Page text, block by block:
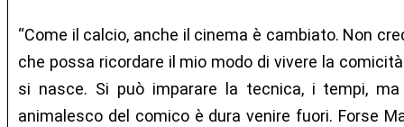
“Come il calcio, anche il cinema è cambiato. Non
che possa ricordare il mio modo di vivere la
si nasce. Si può imparare la tecnica, i tempi,
animalesco del comico è dura venire fuori. Forse